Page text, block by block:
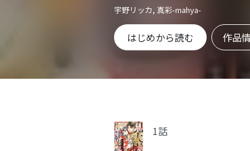
宇野リッカ, 真彩-mahya-
はじめから読む 作品
1話